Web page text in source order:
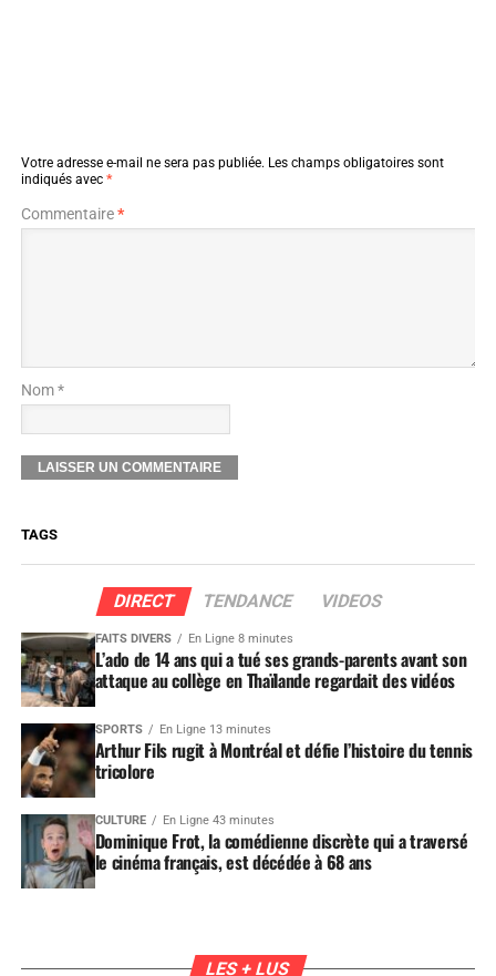
Votre adresse e-mail ne sera pas publiée. Les champs obligatoires sont
indiqués avec *
Commentaire*
Nom *
TAGS
DIRECT TENDANCE VIDEOS
FAITS DIVERS En Ligne 8 minutes
L’ado de 14 ans qui a tué ses grands-parents avant son
attaque au collège en Thaïlande regardait des vidéos
SPORTS En Ligne 13 minutes
Arthur Fils rugit à Montréal et défie l’histoire du tennis
tricolore
CULTURE En Ligne 43 minutes
Dominique Frot, la comédienne discrète qui a traversé
le cinéma français, est décédée à 68 ans
LES + LUS